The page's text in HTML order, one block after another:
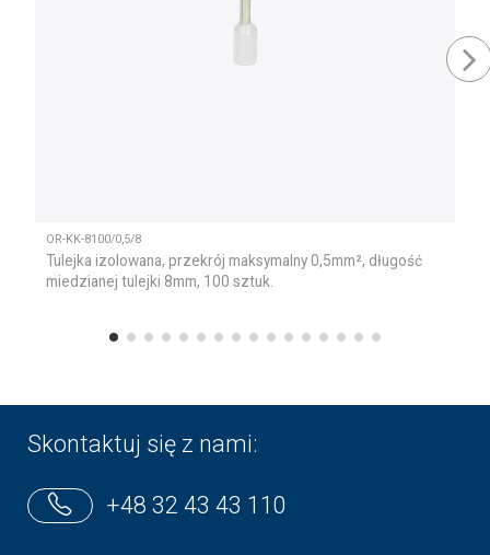
OR-KK-8100/0,5/8
Tulejka izolowana, przekrój maksymalny 0,5mm², długość
miedzianej tulejki 8mm, 100 sztuk.
Skontaktuj się z nami:
+48 32 43 43 110